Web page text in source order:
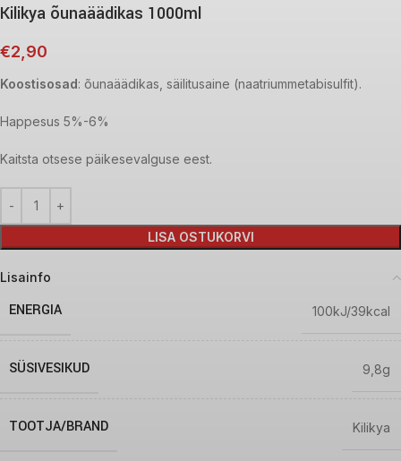
Kilikya õunaäädikas 1000ml
€2,90
Koostisosad: õunaäädikas, säilitusaine (naatriummetabisulfit).
Happesus 5%-6%
Kaitsta otsese päikesevalguse eest.
LISA OSTUKORVI
Lisainfo
ENERGIA 100kJ/39kcal
SÜSIVESIKUD 9,8g
TOOTJA/BRAND Kilikya